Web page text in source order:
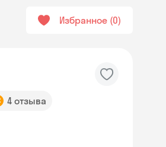
Избранное 0
4 отзыва